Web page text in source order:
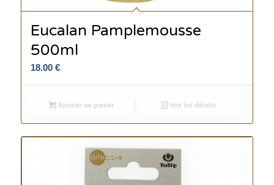
Eucalan Pamplemousse
500ml
18.00 €
Ajouter au panier Voir les détails